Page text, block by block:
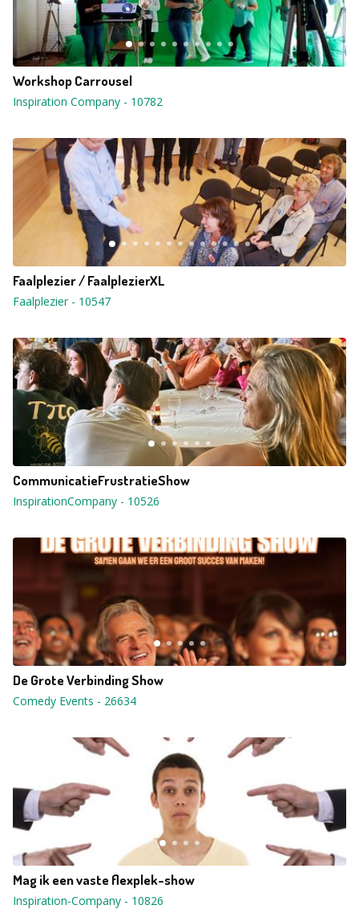
Workshop Carrousel
Inspiration Company - 10782
Faalplezier / FaalplezierXL
Faalplezier- 10547
CommunicatieFrustratieShow
InspirationCompany - 10526
De Grote Verbinding Show
Comedy Events - 26634
Mag ik een vaste flexplek-show
Inspiration-Company - 10826